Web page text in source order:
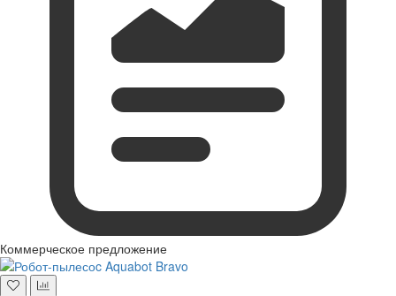
Коммерческое предложение